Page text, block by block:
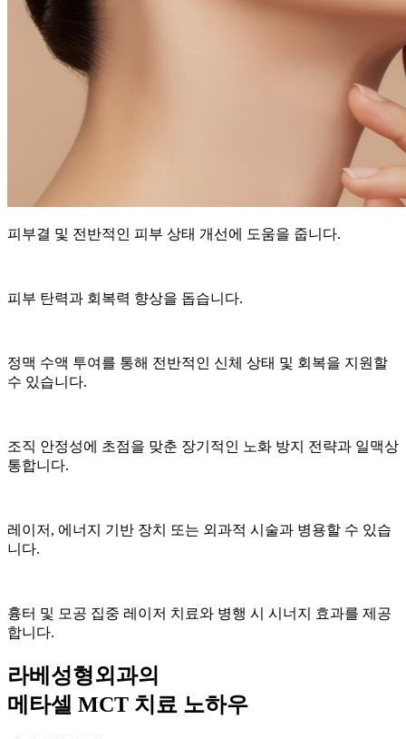
피부결 및 전반적인 피부 상태 개선에 도움을 줍니다.
피부 탄력과 회복력 향상을 돕습니다.
정맥 수액 투여를 통해 전반적인 신체 상태 및 회복을 지원할
수 있습니다.
조직 안정성에 초점을 맞춘 장기적인 노화 방지 전략과 일맥상
통합니다.
레이저, 에너지 기반 장치 또는 외과적 시술과 병용할 수 있습
니다.
흉터 및 모공 집중 레이저 치료와 병행 시 시너지 효과를 제공
합니다.
라베성형외과의
메타셀 MCT 치료 노하우